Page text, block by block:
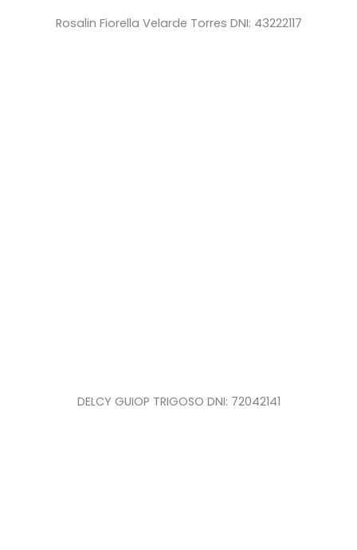
Rosalin Fiorella Velarde Torres DNI: 43222117
DELCY GUIOP TRIGOSO DNI: 72042141